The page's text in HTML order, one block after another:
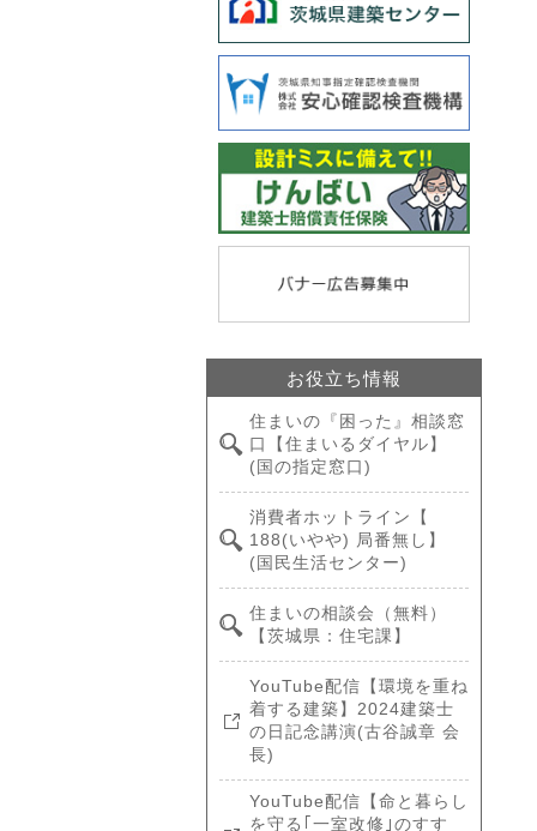
お役立ち情報
住まいの『困った』相談窓
口【住まいるダイヤル】
(国の指定窓口)
消費者ホットライン【
188(いやや) 局番無し】
(国民生活センター)
住まいの相談会（無料）
【茨城県：住宅課】
YouTube配信【環境を重ね
着する建築】2024建築士
の日記念講演(古谷誠章 会
長)
YouTube配信【命と暮らし
を守る｢一室改修｣のすす